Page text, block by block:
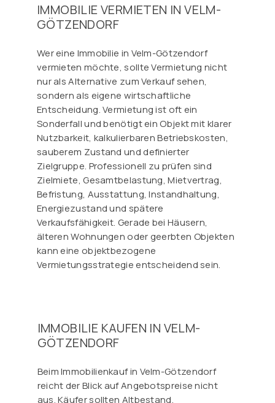
IMMOBILIE VERMIETEN IN VELM-
GÖTZENDORF
Wer eine Immobilie in Velm-Götzendorf
vermieten möchte, sollte Vermietung nicht
nur als Alternative zum Verkauf sehen,
sondern als eigene wirtschaftliche
Entscheidung. Vermietung ist oft ein
Sonderfall und benötigt ein Objekt mit klarer
Nutzbarkeit, kalkulierbaren Betriebskosten,
sauberem Zustand und definierter
Zielgruppe. Professionell zu prüfen sind
Zielmiete, Gesamtbelastung, Mietvertrag,
Befristung, Ausstattung, Instandhaltung,
Energiezustand und spätere
Verkaufsfähigkeit. Gerade bei Häusern,
älteren Wohnungen oder geerbten Objekten
kann eine objektbezogene
Vermietungsstrategie entscheidend sein.
IMMOBILIE KAUFEN IN VELM-
GÖTZENDORF
Beim Immobilienkauf in Velm-Götzendorf
reicht der Blick auf Angebotspreise nicht
aus. Käufer sollten Altbestand,